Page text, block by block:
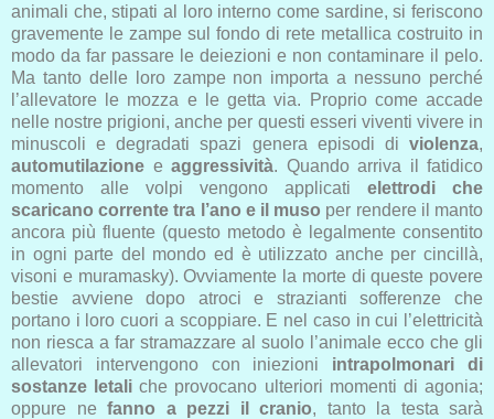
animali che, stipati al loro interno come sardine, si feriscono
gravemente le zampe sul fondo di rete metallica costruito in
modo da far passare le deiezioni e non contaminare il pelo.
Ma tanto delle loro zampe non importa a nessuno perché
l’allevatore le mozza e le getta via. Proprio come accade
nelle nostre prigioni, anche per questi esseri viventi vivere in
minuscoli e degradati spazi genera episodi di violenza,
automutilazione e aggressività. Quando arriva il fatidico
momento alle volpi vengono applicati elettrodi che
scaricano corrente tra l’ano e il muso per rendere il manto
ancora più fluente (questo metodo è legalmente consentito
in ogni parte del mondo ed è utilizzato anche per cincillà,
visoni e muramasky). Ovviamente la morte di queste povere
bestie avviene dopo atroci e strazianti sofferenze che
portano i loro cuori a scoppiare. E nel caso in cui l’elettricità
non riesca a far stramazzare al suolo l’animale ecco che gli
allevatori intervengono con iniezioni intrapolmonari di
sostanze letali che provocano ulteriori momenti di agonia;
oppure ne fanno a pezzi il cranio, tanto la testa sarà